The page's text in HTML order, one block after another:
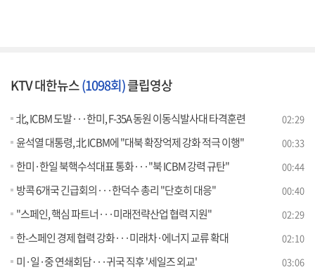
KTV 대한뉴스(1098회)클립영상
北, ICBM 도발···한미, F-35A 동원 이동식발사대 타격훈련 02:29
윤석열 대통령, 北 ICBM에 "대북 확장억제 강화 적극 이행" 00:33
한미·한일 북핵수석대표 통화···"북 ICBM 강력 규탄" 00:44
방콕 6개국 긴급회의···한덕수 총리 "단호히 대응" 00:40
"스페인, 핵심 파트너···미래전략산업 협력 지원" 02:29
한-스페인 경제 협력 강화···미래차·에너지 교류 확대 02:10
미·일·중 연쇄회담···귀국 직후 '세일즈 외교' 03:06